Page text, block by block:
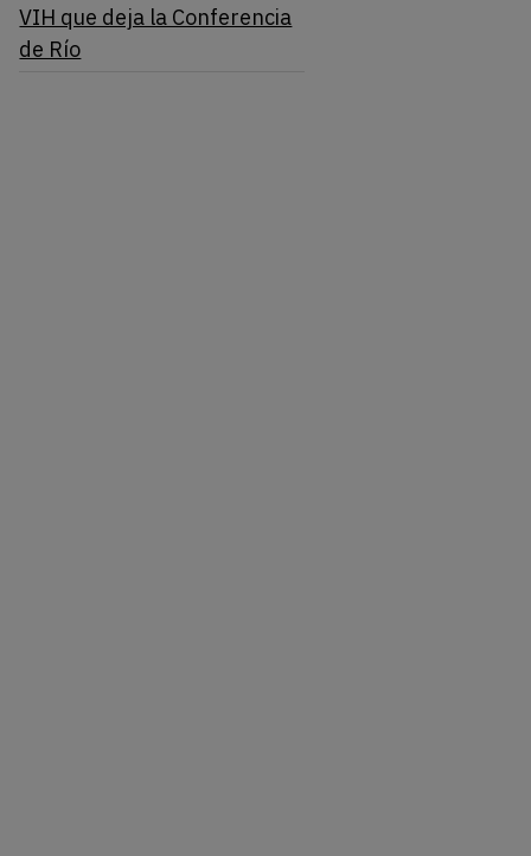
VIH que deja la Conferencia
de Río